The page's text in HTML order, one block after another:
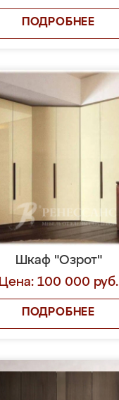
ПОДРОБНЕЕ
Шкаф "Озрот"
Цена: 100 000 руб.
ПОДРОБНЕЕ